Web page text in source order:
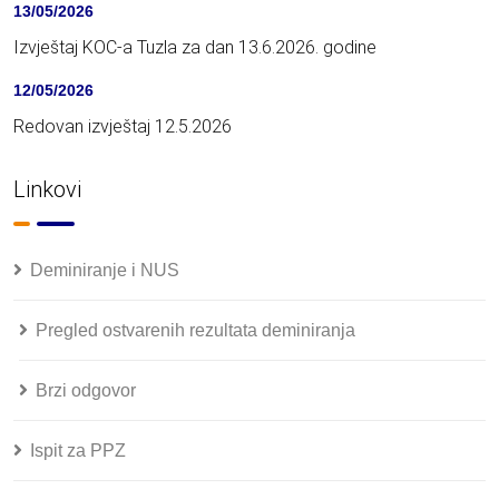
13/05/2026
Izvještaj KOC-a Tuzla za dan 13.6.2026. godine
12/05/2026
Redovan izvještaj 12.5.2026
Linkovi
Deminiranje i NUS
Pregled ostvarenih rezultata deminiranja
Brzi odgovor
Ispit za PPZ